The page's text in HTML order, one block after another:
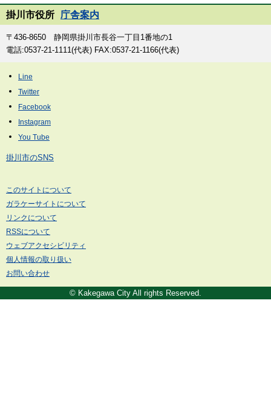
掛川市役所 庁舎案内
〒436-8650 静岡県掛川市長谷一丁目1番地の1
電話:0537-21-1111(代表) FAX:0537-21-1166(代表)
掛川市のSNS
このサイトについて
ガラケーサイトについて
リンクについて
RSSについて
ウェブアクセシビリティ
個人情報の取り扱い
お問い合わせ
© Kakegawa City All rights Reserved.